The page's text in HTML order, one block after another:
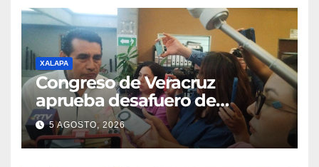
XALAPA
Congreso de Veracruz
aprueba desafuero de
alcaldes de Ixhuatlán del
Sureste y Úrsulo Galván
5 AGOSTO, 2026